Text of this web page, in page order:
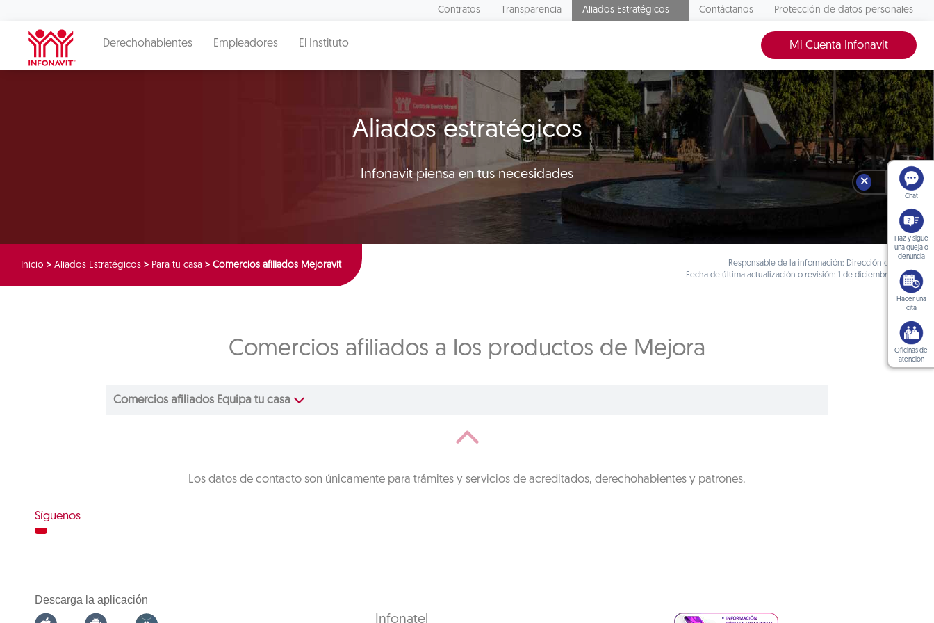
Contratos Transparencia Aliados Estratégicos Contáctanos Protección de datos personales
Derechohabientes Empleadores El Instituto Mi Cuenta Infonavit
Aliados estratégicos
Infonavit piensa en tus necesidades
Inicio > Aliados Estratégicos > Para tu casa > Comercios afiliados Mejoravit
Responsable de la información: Dirección de Crédito
Fecha de última actualización o revisión: 1 de diciembre de 2025
Comercios afiliados a los productos de Mejora
Comercios afiliados Equipa tu casa
Los datos de contacto son únicamente para trámites y servicios de acreditados, derechohabientes y patrones.
Síguenos
Descarga la aplicación
Infonatel
🗙
Chat
Haz y sigue
una queja o
denuncia
Hacer una
cita
Oficinas de
atención